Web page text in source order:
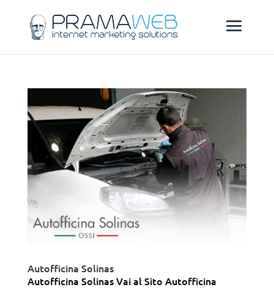
Autofficina Solinas
Autofficina Solinas Vai al Sito Autofficina